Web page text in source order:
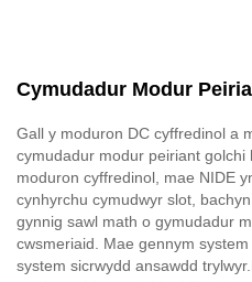
Cymudadur Modur
Gall y moduron DC cyffredinol a
cymudadur modur peiriant golchi
moduron cyffredinol, mae NIDE
cynhyrchu cymudwyr slot,
gynnig sawl math o gymudadur
cwsmeriaid. Mae gennym
system sicrwydd ansawdd